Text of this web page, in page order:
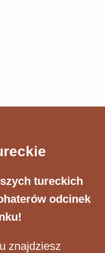
tureckich
odcinek
znajdziesz